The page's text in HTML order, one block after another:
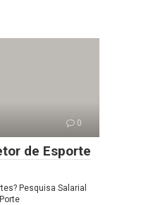
0
de Esporte
Pesquisa Salarial